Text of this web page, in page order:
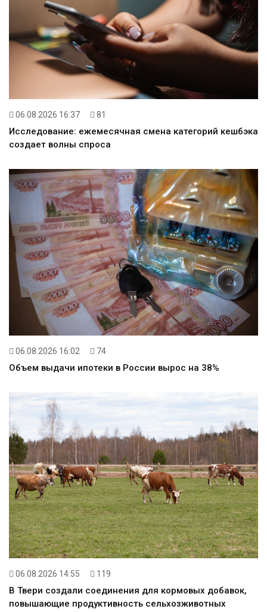
06.08.2026 16:37 81
Исследование: ежемесячная смена категорий кешбэка
создает волны спроса
06.08.2026 16:02 74
Объем выдачи ипотеки в России вырос на 38%
06.08.2026 14:55 119
В Твери создали соединения для кормовых добавок,
повышающие продуктивность сельхозживотных